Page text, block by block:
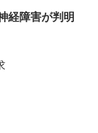
経障害が判明